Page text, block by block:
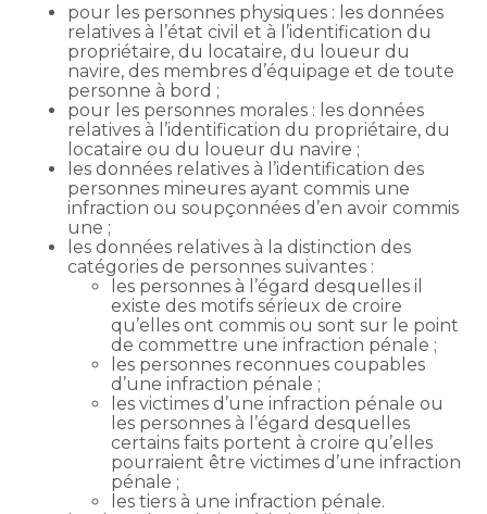
pour les personnes physiques : les données
relatives à l’état civil et à l’identification du
propriétaire, du locataire, du loueur du
navire, des membres d’équipage et de toute
personne à bord ;
pour les personnes morales : les données
relatives à l’identification du propriétaire, du
locataire ou du loueur du navire ;
les données relatives à l’identification des
personnes mineures ayant commis une
infraction ou soupçonnées d’en avoir commis
une ;
les données relatives à la distinction des
catégories de personnes suivantes :
les personnes à l’égard desquelles il
existe des motifs sérieux de croire
qu’elles ont commis ou sont sur le point
de commettre une infraction pénale ;
les personnes reconnues coupables
d’une infraction pénale ;
les victimes d’une infraction pénale ou
les personnes à l’égard desquelles
certains faits portent à croire qu’elles
pourraient être victimes d’une infraction
pénale ;
les tiers à une infraction pénale.